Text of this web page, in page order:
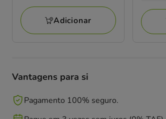
10.98€
Adicionar
Vantagens para si
Pagamento 100% seguro.